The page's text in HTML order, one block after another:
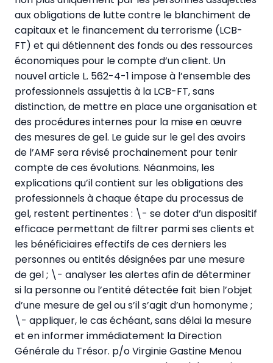
aux obligations de lutte contre le blanchiment de
capitaux et le financement du terrorisme (LCB-
FT) et qui détiennent des fonds ou des ressources
économiques pour le compte d’un client. Un
nouvel article L. 562-4-1 impose à l’ensemble des
professionnels assujettis à la LCB-FT, sans
distinction, de mettre en place une organisation et
des procédures internes pour la mise en œuvre
des mesures de gel. Le guide sur le gel des avoirs
de l’AMF sera révisé prochainement pour tenir
compte de ces évolutions. Néanmoins, les
explications qu’il contient sur les obligations des
professionnels à chaque étape du processus de
gel, restent pertinentes : \- se doter d’un dispositif
efficace permettant de filtrer parmi ses clients et
les bénéficiaires effectifs de ces derniers les
personnes ou entités désignées par une mesure
de gel ; \- analyser les alertes afin de déterminer
si la personne ou l’entité détectée fait bien l’objet
d’une mesure de gel ou s’il s’agit d’un homonyme ;
\- appliquer, le cas échéant, sans délai la mesure
et en informer immédiatement la Direction
Générale du Trésor. p/o Virginie Gastine Menou